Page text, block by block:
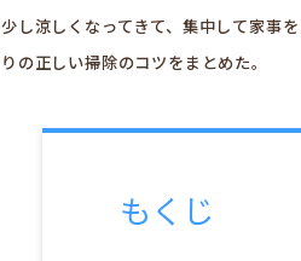
少し涼しくなってきて、集中して家事
りの正しい掃除のコツをまとめた。
もくじ